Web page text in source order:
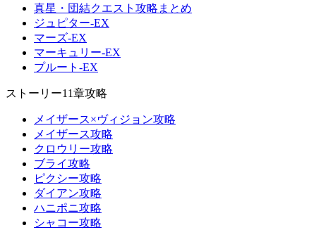
真星・団結クエスト攻略まとめ
ジュピター-EX
マーズ-EX
マーキュリー-EX
プルート-EX
ストーリー11章攻略
メイザース×ヴィジョン攻略
メイザース攻略
クロウリー攻略
ブライ攻略
ピクシー攻略
ダイアン攻略
ハニポニ攻略
シャコー攻略